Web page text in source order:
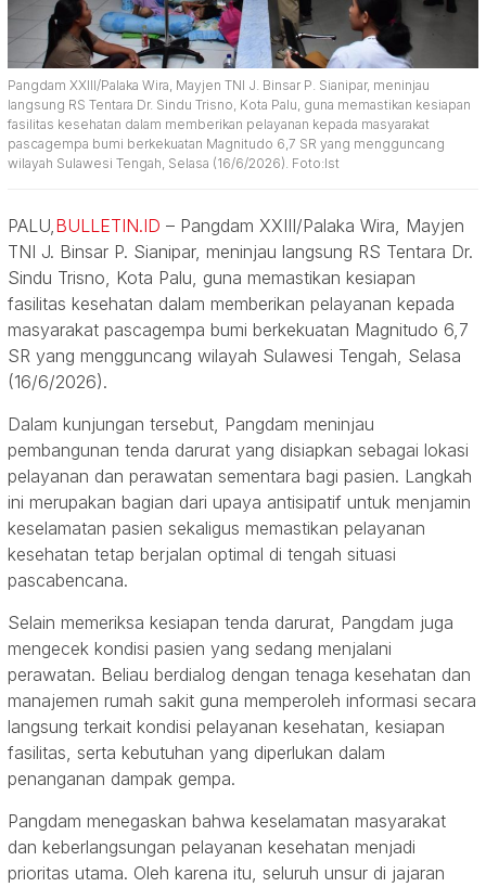
Pangdam XXIII/Palaka Wira, Mayjen TNI J. Binsar P. Sianipar, meninjau
langsung RS Tentara Dr. Sindu Trisno, Kota Palu, guna memastikan kesiapan
fasilitas kesehatan dalam memberikan pelayanan kepada masyarakat
pascagempa bumi berkekuatan Magnitudo 6,7 SR yang mengguncang
wilayah Sulawesi Tengah, Selasa (16/6/2026). Foto:Ist
PALU,BULLETIN.ID – Pangdam XXIII/Palaka Wira, Mayjen
TNI J. Binsar P. Sianipar, meninjau langsung RS Tentara Dr.
Sindu Trisno, Kota Palu, guna memastikan kesiapan
fasilitas kesehatan dalam memberikan pelayanan kepada
masyarakat pascagempa bumi berkekuatan Magnitudo 6,7
SR yang mengguncang wilayah Sulawesi Tengah, Selasa
(16/6/2026).
Dalam kunjungan tersebut, Pangdam meninjau
pembangunan tenda darurat yang disiapkan sebagai lokasi
pelayanan dan perawatan sementara bagi pasien. Langkah
ini merupakan bagian dari upaya antisipatif untuk menjamin
keselamatan pasien sekaligus memastikan pelayanan
kesehatan tetap berjalan optimal di tengah situasi
pascabencana.
Selain memeriksa kesiapan tenda darurat, Pangdam juga
mengecek kondisi pasien yang sedang menjalani
perawatan. Beliau berdialog dengan tenaga kesehatan dan
manajemen rumah sakit guna memperoleh informasi secara
langsung terkait kondisi pelayanan kesehatan, kesiapan
fasilitas, serta kebutuhan yang diperlukan dalam
penanganan dampak gempa.
Pangdam menegaskan bahwa keselamatan masyarakat
dan keberlangsungan pelayanan kesehatan menjadi
prioritas utama. Oleh karena itu, seluruh unsur di jajaran